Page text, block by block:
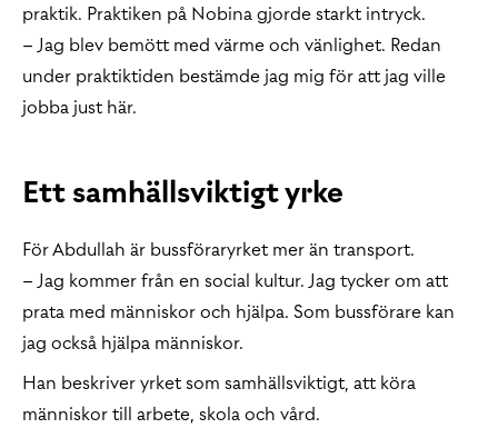
praktik. Praktiken på Nobina gjorde starkt intryck.
– Jag blev bemött med värme och vänlighet. Redan
under praktiktiden bestämde jag mig för att jag ville
jobba just här.
Ett samhällsviktigt yrke
För Abdullah är bussföraryrket mer än transport.
– Jag kommer från en social kultur. Jag tycker om att
prata med människor och hjälpa. Som bussförare kan
jag också hjälpa människor.
Han beskriver yrket som samhällsviktigt, att köra
människor till arbete, skola och vård.